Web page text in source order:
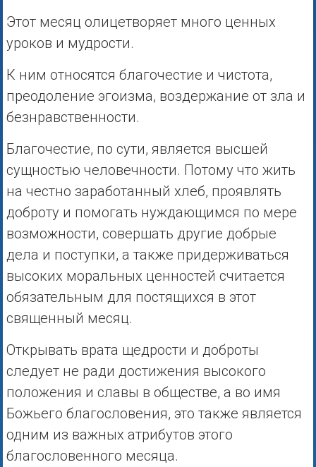
Этот месяц олицетворяет много ценных
уроков и мудрости.
К ним относятся благочестие и чистота,
преодоление эгоизма, воздержание от зла и
безнравственности.
Благочестие, по сути, является высшей
сущностью человечности. Потому что жить
на честно заработанный хлеб, проявлять
доброту и помогать нуждающимся по мере
возможности, совершать другие добрые
дела и поступки, а также придерживаться
высоких моральных ценностей считается
обязательным для постящихся в этот
священный месяц.
Открывать врата щедрости и доброты
следует не ради достижения высокого
положения и славы в обществе, а во имя
Божьего благословения, это также является
одним из важных атрибутов этого
благословенного месяца.